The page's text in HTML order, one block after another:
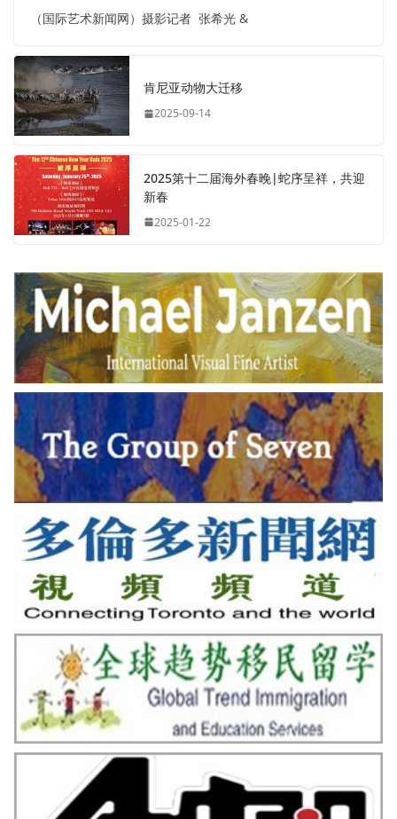
（国际艺术新闻网）摄影记者 张希光 &
肯尼亚动物大迁移
2025-09-14
2025第十二届海外春晚|蛇序呈祥，共迎
新春
2025-01-22